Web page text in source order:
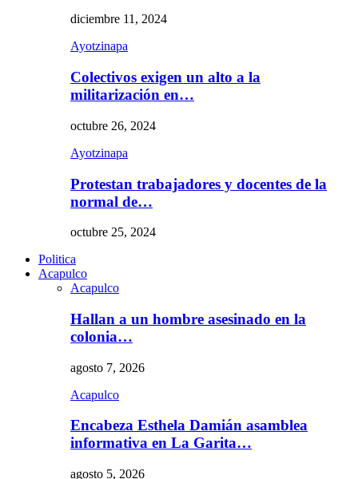
diciembre 11, 2024
Ayotzinapa
Colectivos exigen un alto a la
militarización en…
octubre 26, 2024
Ayotzinapa
Protestan trabajadores y docentes de la
normal de…
octubre 25, 2024
Politica
Acapulco
Acapulco
Hallan a un hombre asesinado en la
colonia…
agosto 7, 2026
Acapulco
Encabeza Esthela Damián asamblea
informativa en La Garita…
agosto 5, 2026